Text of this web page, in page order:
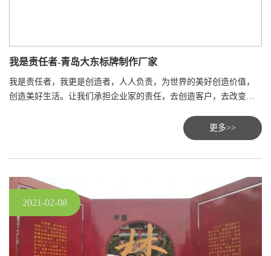
我是责任者-青岛大东标牌制作厂家
我是责任者，我更是创造者，人人负责，为世界的美好创造价值，
创造美好生活。让我们承担企业家的责任，去创造客户，去改变世
更多>>
2021-02-08